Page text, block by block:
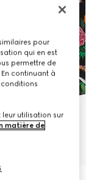
pour
qui en est
permettre de
continuant à
conditions
utilisation sur
matière de